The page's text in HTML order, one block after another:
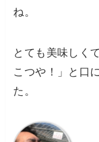
ね。
とても美味しく
こつや！」と口
た。